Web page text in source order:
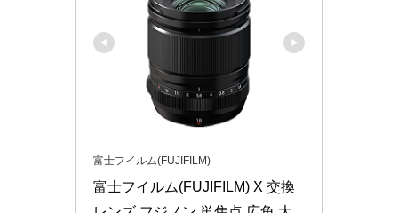
富士フイルム(FUJIFILM)
富士フイルム(FUJIFILM) X 交換